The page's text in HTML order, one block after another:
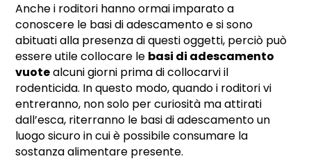
Anche i roditori hanno ormai imparato a
conoscere le basi di adescamento e si sono
abituati alla presenza di questi oggetti, perciò può
essere utile collocare le basi di adescamento
vuotealcuni giorni prima di collocarvi il
rodenticida. In questo modo, quando i roditori vi
entreranno, non solo per curiosità ma attirati
dall’esca, riterranno le basi di adescamento un
luogo sicuro in cui è possibile consumare la
sostanza alimentare presente.